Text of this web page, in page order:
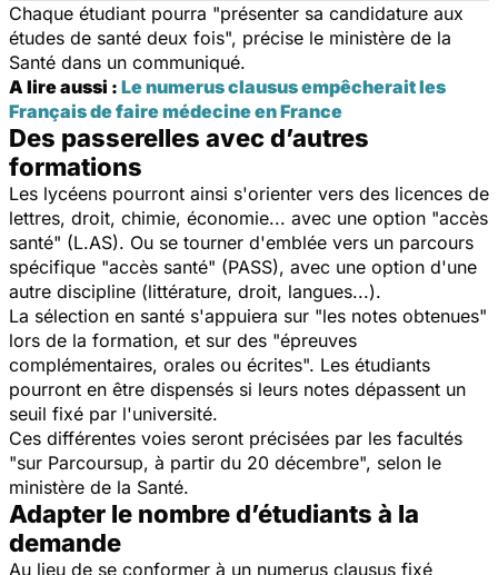
Chaque étudiant pourra "présenter sa candidature aux
études de santé deux fois", précise le ministère de la
Santé dans un communiqué.
A lire aussi : Le numerus clausus empêcherait les
Français de faire médecine en France
Des passerelles avec d’autres
formations
Les lycéens pourront ainsi s'orienter vers des licences de
lettres, droit, chimie, économie... avec une option "accès
santé" (L.AS). Ou se tourner d'emblée vers un parcours
spécifique "accès santé" (PASS), avec une option d'une
autre discipline (littérature, droit, langues...).
La sélection en santé s'appuiera sur "les notes obtenues"
lors de la formation, et sur des "épreuves
complémentaires, orales ou écrites". Les étudiants
pourront en être dispensés si leurs notes dépassent un
seuil fixé par l'université.
Ces différentes voies seront précisées par les facultés
"sur Parcoursup, à partir du 20 décembre", selon le
ministère de la Santé.
Adapter le nombre d’étudiants à la
demande
Au lieu de se conformer à un numerus clausus fixé